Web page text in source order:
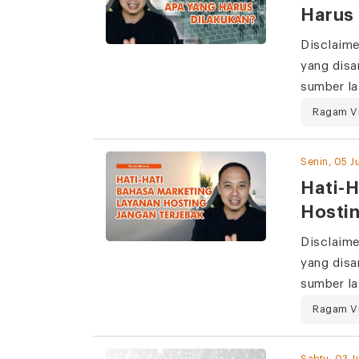
yang
sumber
Ragam
Senin, 05
Hati-
yang
sumber
Ragam